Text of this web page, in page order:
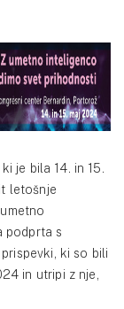
ki je bila 14. in 15.
letošnje
podprta s
ki so bili
in utripi z nje,